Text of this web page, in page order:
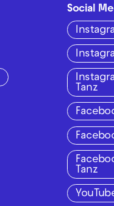
Social
Tanz
Tanz